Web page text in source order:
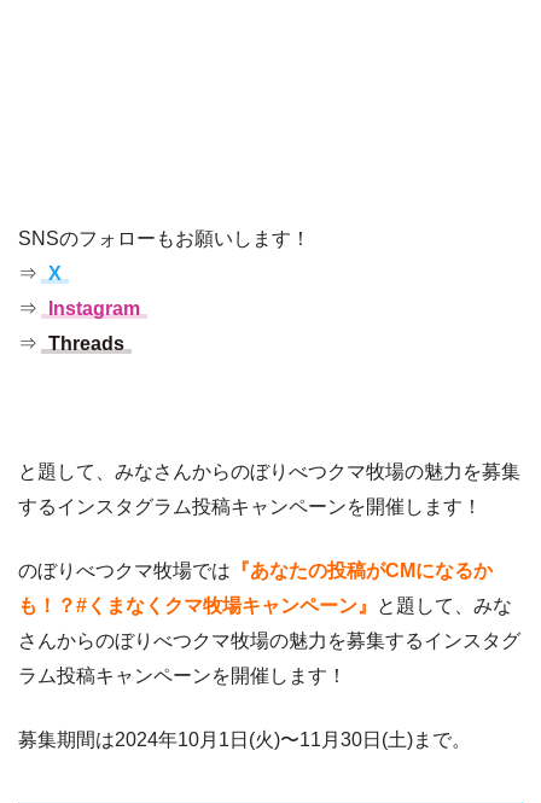
SNSのフォローもお願いします！
⇒ X
⇒
Instagram
⇒ Threads
と題して、みなさんからのぼりべつクマ牧場の魅力を募集
するインスタグラム投稿キャンペーンを開催します！
のぼりべつクマ牧場では 『あなたの投稿がCMになるか
も！？#くまなくクマ牧場キャンペーン』
と題して、みな
さんからのぼりべつクマ牧場の魅力を募集するインスタグ
ラム投稿キャンペーンを開催します！
募集期間は2024年10月1日(火)〜11月30日(土)まで。